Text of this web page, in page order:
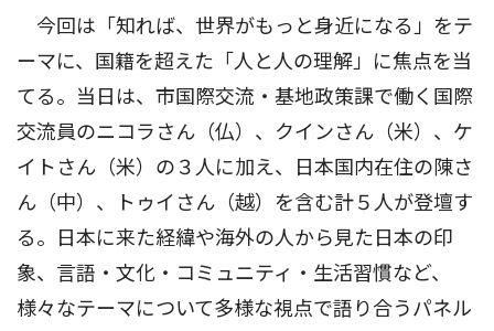
今回は「知れば、世界がもっと身近になる」をテ
ーマに、国籍を超えた「人と人の理解」に焦点を当
てる。当日は、市国際交流・基地政策課で働く国際
交流員のニコラさん（仏）、クインさん（米）、ケ
イトさん（米）の３人に加え、日本国内在住の陳さ
ん（中）、トゥイさん（越）を含む計５人が登壇す
る。日本に来た経緯や海外の人から見た日本の印
象、言語・文化・コミュニティ・生活習慣など、
様々なテーマについて多様な視点で語り合うパネル